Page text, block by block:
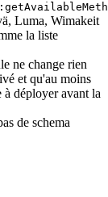
Luma, Wimakeit
la liste
ne change rien
et qu'au moins
à déployer avant la
de schema